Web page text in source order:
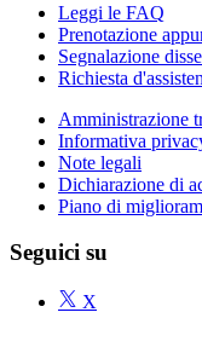
Leggi le FAQ
Prenotazione
Segnalazione
Richiesta
Amministrazione
Informativa
Note legali
Dichiarazione di
Piano di
Seguici su
X